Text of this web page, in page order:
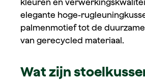
kleuren en
elegante hoge-
palmenmotief tot de
van gerecycled materiaal.
Wat zijn